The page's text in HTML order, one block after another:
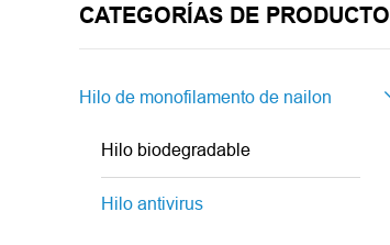
CATEGORÍAS DE PRODUCTO
Hilo de monofilamento de nailon
Hilo biodegradable
Hilo antivirus